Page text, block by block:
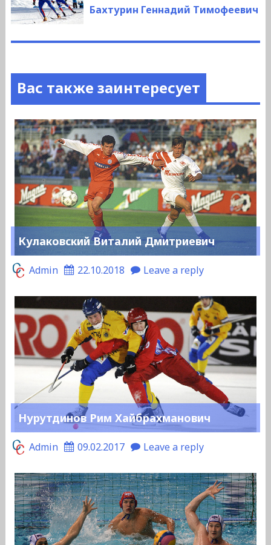
запись:
Бахтурин Геннадий Тимофеевич
Вас также заинтересует
Кулаковский Виталий Дмитриевич
Admin 22.10.2018 Leave a reply
Нурутдинов Рим Хайбрахманович
Admin 09.02.2017 Leave a reply